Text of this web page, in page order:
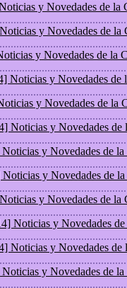
y Novedades de la
y Novedades de la
y Novedades de la
Noticias y Novedades de
y Novedades de la
Noticias y Novedades de
y Novedades de
y Novedades de
y Novedades de la
Noticias y Novedades
Noticias y Novedades de
y Novedades de